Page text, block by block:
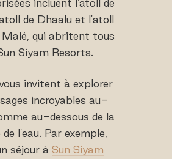
incluent l'atoll de
de Dhaalu et l'atoll
Malé, qui abritent tous
Siyam Resorts.
invitent à explorer
incroyables au-
au-dessous de la
l'eau. Par exemple,
séjour à Sun Siyam